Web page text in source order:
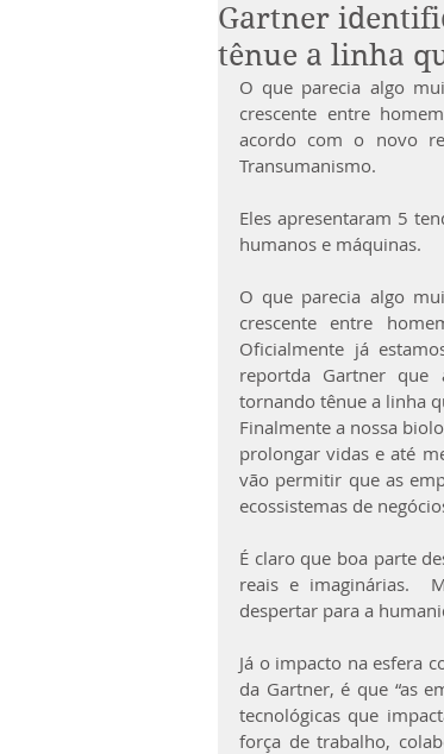
Gartner
tênue a linha
O que parecia algo
crescente entre
acordo com o novo
Transumanismo.
Eles apresentaram 5
humanos e máquinas.
O que parecia algo
crescente entre
Oficialmente já
reportda Gartner que
tornando tênue a linha
Finalmente a nossa
prolongar vidas e até
vão permitir que as
ecossistemas de
É claro que boa parte
reais e imaginárias.
despertar para a
Já o impacto na esfera
da Gartner, é que “as
tecnológicas que
força de trabalho,